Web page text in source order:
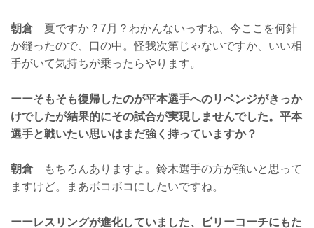
朝倉夏ですか？7月？わかんないっすね、今ここを何針
か縫ったので、口の中。怪我次第じゃないですか、いい相
手がいて気持ちが乗ったらやります。
ーーそもそも復帰したのが平本選手へのリベンジがきっか
けでしたが結果的にその試合が実現しませんでした。平本
選手と戦いたい思いはまだ強く持っていますか？
朝倉もちろんありますよ。鈴木選手の方が強いと思って
ますけど。まあボコボコにしたいですね。
ーーレスリングが進化していました、ビリーコーチにもた